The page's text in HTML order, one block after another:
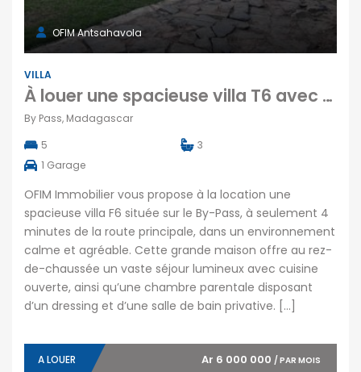
OFIM Antsahavola
VILLA
À louer une spacieuse villa T6 avec garage et jardin située sur le By-Pass Madagascar
By Pass, Madagascar
5
3
1 Garage
OFIM Immobilier vous propose à la location une
spacieuse villa F6 située sur le By-Pass, à seulement 4
minutes de la route principale, dans un environnement
calme et agréable. Cette grande maison offre au rez-
de-chaussée un vaste séjour lumineux avec cuisine
ouverte, ainsi qu’une chambre parentale disposant
d’un dressing et d’une salle de bain privative. […]
A LOUER Ar 6 000 000 / PAR MOIS